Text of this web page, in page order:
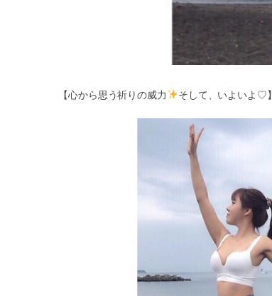
【心から思う祈りの威力 そして、いよいよ♡】